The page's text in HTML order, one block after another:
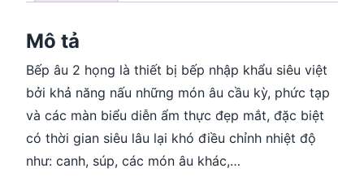
Mô tả
Bếp âu 2 họng là thiết bị bếp nhập khẩu siêu việt
bởi khả năng nấu những món âu cầu kỳ, phức tạp
và các màn biểu diễn ẩm thực đẹp mắt, đặc biệt
có thời gian siêu lâu lại khó điều chỉnh nhiệt độ
như: canh, súp, các món âu khác,…